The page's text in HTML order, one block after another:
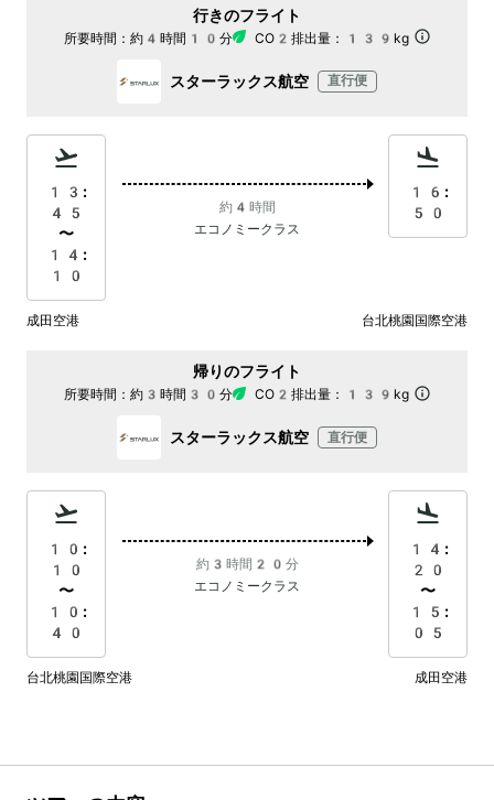
行きのフライト
所要時間： 約4時間10分 CO2排出量： 139kg
スターラックス航空 直行便
13:
45
〜
14:
10
約4時間
エコノミークラス
16:
50
成田空港 台北桃園国際空港
帰りのフライト
所要時間： 約3時間30分 CO2排出量： 139kg
スターラックス航空 直行便
10:
10
〜
10:
40
約3時間20分
エコノミークラス
14:
20
〜
15:
05
台北桃園国際空港 成田空港